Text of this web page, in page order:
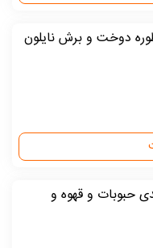
دوخت و برش نایلون
حبوبات و قهوه و